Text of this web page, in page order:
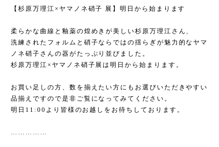
【杉原万理江 × ヤマノネ硝子 展】明日から始まります
柔らかな曲線と釉薬の煌めきが美しい杉原万理江さん、
洗練されたフォルムと硝子ならではの揺らぎが魅力的なヤマ
ノネ硝子さんの器がたっぷり並びました。
杉原万理江 × ヤマノネ硝子展は明日から始まります。
お買い足しの方、数を揃えたい方にもお選びいただきやすい
品揃えですので是非ご覧になってみてください。
明日 11:00 より皆様のお越しをお待ちしております。
……………